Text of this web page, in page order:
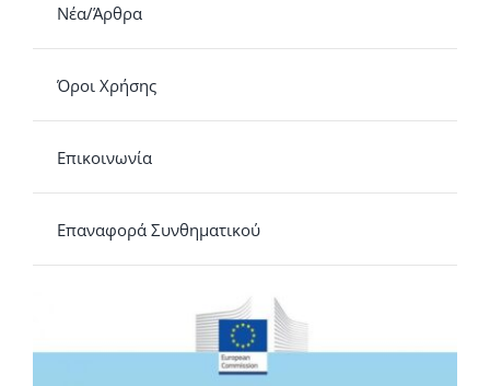
Νέα/Άρθρα
Όροι Χρήσης
Επικοινωνία
Επαναφορά Συνθηματικού